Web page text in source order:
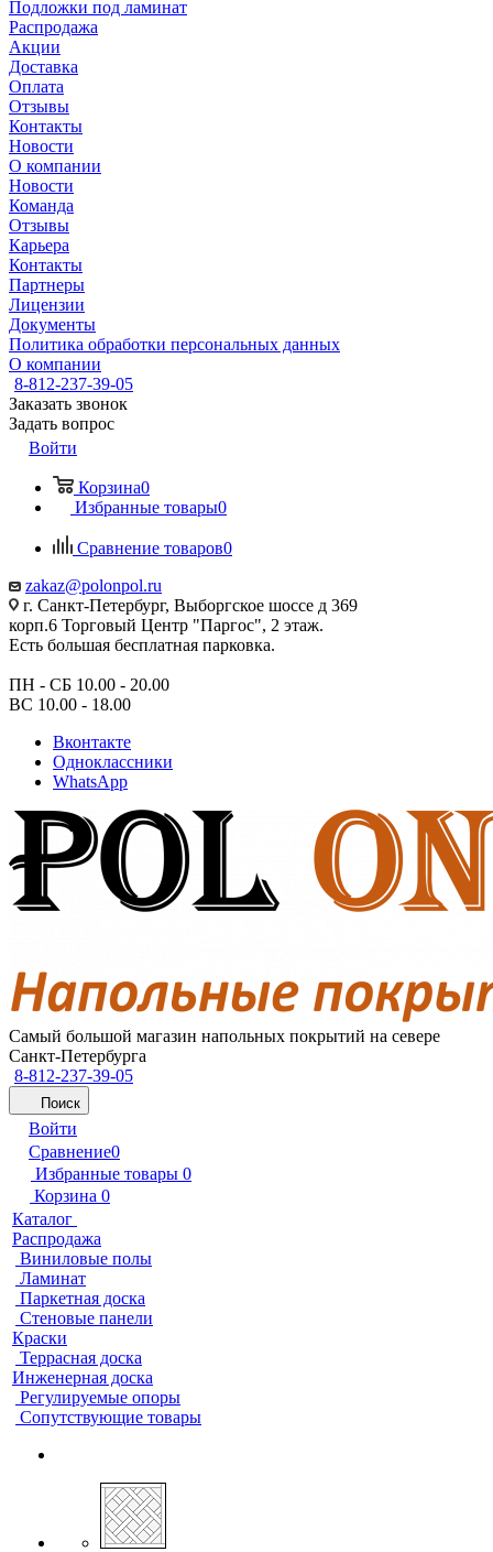
Подложки под ламинат
Распродажа
Акции
Доставка
Оплата
Отзывы
Контакты
Новости
О компании
Новости
Команда
Отзывы
Карьера
Контакты
Партнеры
Лицензии
Документы
Политика обработки персональных данных
О компании
8-812-237-39-05
Заказать звонок
Задать вопрос
Войти
Корзина0
Избранные товары0
Сравнение товаров0
zakaz@polonpol.ru
г. Санкт-Петербург, Выборгское шоссе д 369
корп.6 Торговый Центр "Паргос", 2 этаж.
Есть большая бесплатная парковка.
ПН - СБ 10.00 - 20.00
ВС 10.00 - 18.00
Вконтакте
Одноклассники
WhatsApp
Самый большой магазин напольных покрытий на севере
Санкт-Петербурга
8-812-237-39-05
Поиск
Войти
Сравнение0
Избранные товары 0
Корзина 0
Каталог
Распродажа
Виниловые полы
Ламинат
Паркетная доска
Стеновые панели
Краски
Террасная доска
Инженерная доска
Регулируемые опоры
Сопутствующие товары